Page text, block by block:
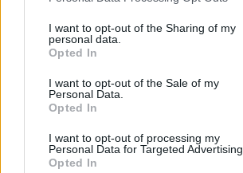
I want to opt-out of the Sharing of my
personal data.
Opted In
I want to opt-out of the Sale of my
Personal Data.
Opted In
I want to opt-out of processing my
Personal Data for Targeted Advertising.
Opted In
2 partidos en local
0 partidos de visitante
0%
MÁXIMO
1
TOTAL
2